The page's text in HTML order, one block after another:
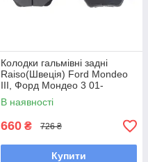
Колодки гальмівні задні
Raiso(Швеція) Ford Mondeo
III, Форд Мондео 3 01-
#RP1435 UAAXQFK7
В наявності
660 ₴ 726 ₴
Купити